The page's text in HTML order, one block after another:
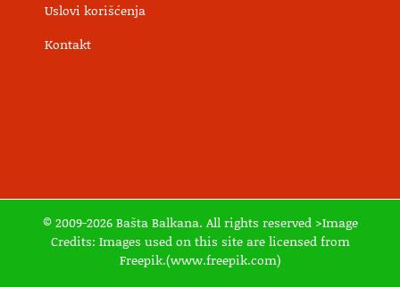
Uslovi korišćenja
Kontakt
© 2009-2026 Bašta Balkana. All rights reserved >Image
Credits: Images used on this site are licensed from
Freepik.(www.freepik.com)